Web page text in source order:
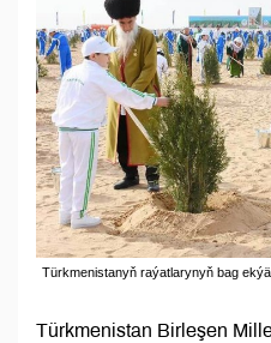
Türkmenistanyň raýatlarynyň bag
Türkmenistan Birleşen